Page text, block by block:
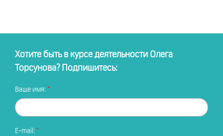
Хотите быть в курсе деятельности Олега
Торсунова? Подпишитесь:
Ваше имя:
E-mail: